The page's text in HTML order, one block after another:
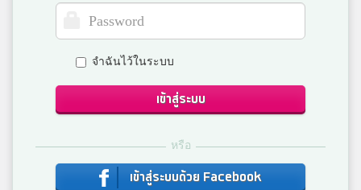
Milky Way
Natee Wangkee
จำฉันไว้ในระบบ
เข้าสู่ระบบ
หรือ
เข้าสู่ระบบด้วย Facebook